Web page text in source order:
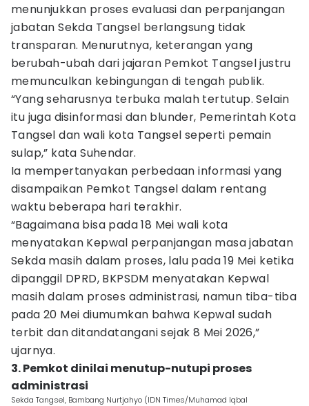
menunjukkan proses evaluasi dan perpanjangan
jabatan Sekda Tangsel berlangsung tidak
transparan. Menurutnya, keterangan yang
berubah-ubah dari jajaran Pemkot Tangsel justru
memunculkan kebingungan di tengah publik.
“Yang seharusnya terbuka malah tertutup. Selain
itu juga disinformasi dan blunder, Pemerintah Kota
Tangsel dan wali kota Tangsel seperti pemain
sulap,” kata Suhendar.
Ia mempertanyakan perbedaan informasi yang
disampaikan Pemkot Tangsel dalam rentang
waktu beberapa hari terakhir.
“Bagaimana bisa pada 18 Mei wali kota
menyatakan Kepwal perpanjangan masa jabatan
Sekda masih dalam proses, lalu pada 19 Mei ketika
dipanggil DPRD, BKPSDM menyatakan Kepwal
masih dalam proses administrasi, namun tiba-tiba
pada 20 Mei diumumkan bahwa Kepwal sudah
terbit dan ditandatangani sejak 8 Mei 2026,”
ujarnya.
3. Pemkot dinilai menutup-nutupi proses
administrasi
Sekda Tangsel, Bambang Nurtjahyo (IDN Times/Muhamad Iqbal